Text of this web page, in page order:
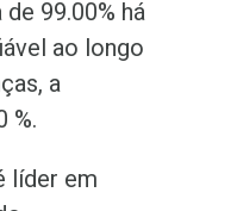
99.00% há
ao longo
a
%.
líder em